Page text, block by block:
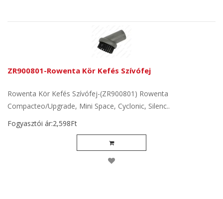
ZR900801-Rowenta Kör Kefés Szívófej
Rowenta Kör Kefés Szívófej-(ZR900801) Rowenta
Compacteo/Upgrade, Mini Space, Cyclonic, Silenc..
Fogyasztói ár:2,598Ft